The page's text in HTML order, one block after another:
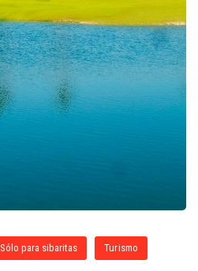
Sólo para sibaritas Turismo